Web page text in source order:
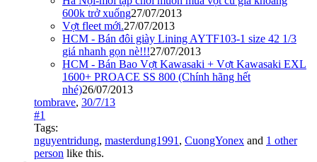
600k trở xuống27/07/2013
Vợt fleet mới.27/07/2013
HCM - Bán đôi giày Lining AYTF103-1 size 42 1/3
giá nhanh gọn nè!!!27/07/2013
HCM - Bán Bao Vợt Kawasaki + Vợt Kawasaki EXL
1600+ PROACE SS 800 (Chính hãng hết
nhé)26/07/2013
tombrave, 30/7/13
#1
Tags:
nguyentridung, masterdung1991 , CuongYonex and 1 other
person like this.